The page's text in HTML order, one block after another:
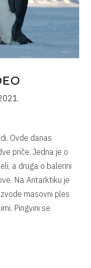
Ovde danas
priče. Jedna je o
a druga o balerini
Na Antarktiku je
masovni ples
Pingvini se